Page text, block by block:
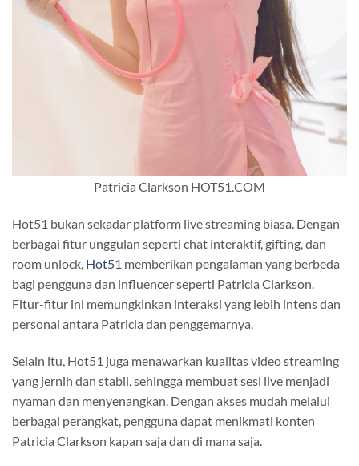
Patricia Clarkson HOT51.COM
Hot51 bukan sekadar platform live streaming biasa. Dengan
berbagai fitur unggulan seperti chat interaktif, gifting, dan
room unlock, Hot51 memberikan pengalaman yang berbeda
bagi pengguna dan influencer seperti Patricia Clarkson.
Fitur-fitur ini memungkinkan interaksi yang lebih intens dan
personal antara Patricia dan penggemarnya.
Selain itu, Hot51 juga menawarkan kualitas video streaming
yang jernih dan stabil, sehingga membuat sesi live menjadi
nyaman dan menyenangkan. Dengan akses mudah melalui
berbagai perangkat, pengguna dapat menikmati konten
Patricia Clarkson kapan saja dan di mana saja.